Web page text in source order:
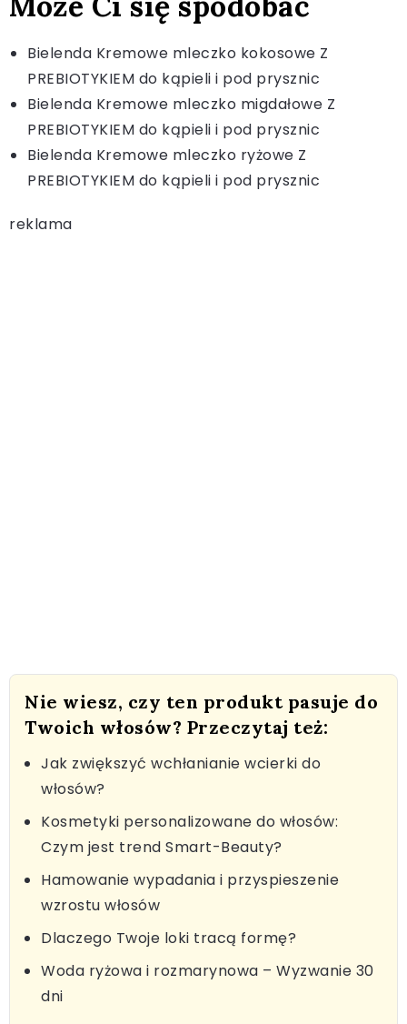
Bielenda Kremowe mleczko kokosowe Z
PREBIOTYKIEM do kąpieli i pod prysznic
Bielenda Kremowe mleczko migdałowe Z
PREBIOTYKIEM do kąpieli i pod prysznic
Bielenda Kremowe mleczko ryżowe Z
PREBIOTYKIEM do kąpieli i pod prysznic
reklama
Nie wiesz, czy ten produkt pasuje do
Twoich włosów? Przeczytaj też:
Jak zwiększyć wchłanianie wcierki do
włosów?
Kosmetyki personalizowane do włosów:
Czym jest trend Smart-Beauty?
Hamowanie wypadania i przyspieszenie
wzrostu włosów
Dlaczego Twoje loki tracą formę?
Woda ryżowa i rozmarynowa – Wyzwanie 30
dni